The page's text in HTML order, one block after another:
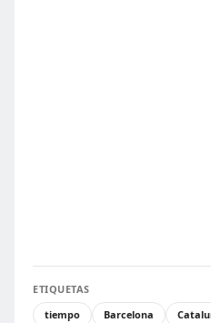
ETIQUETAS
tiempo
Barcelona